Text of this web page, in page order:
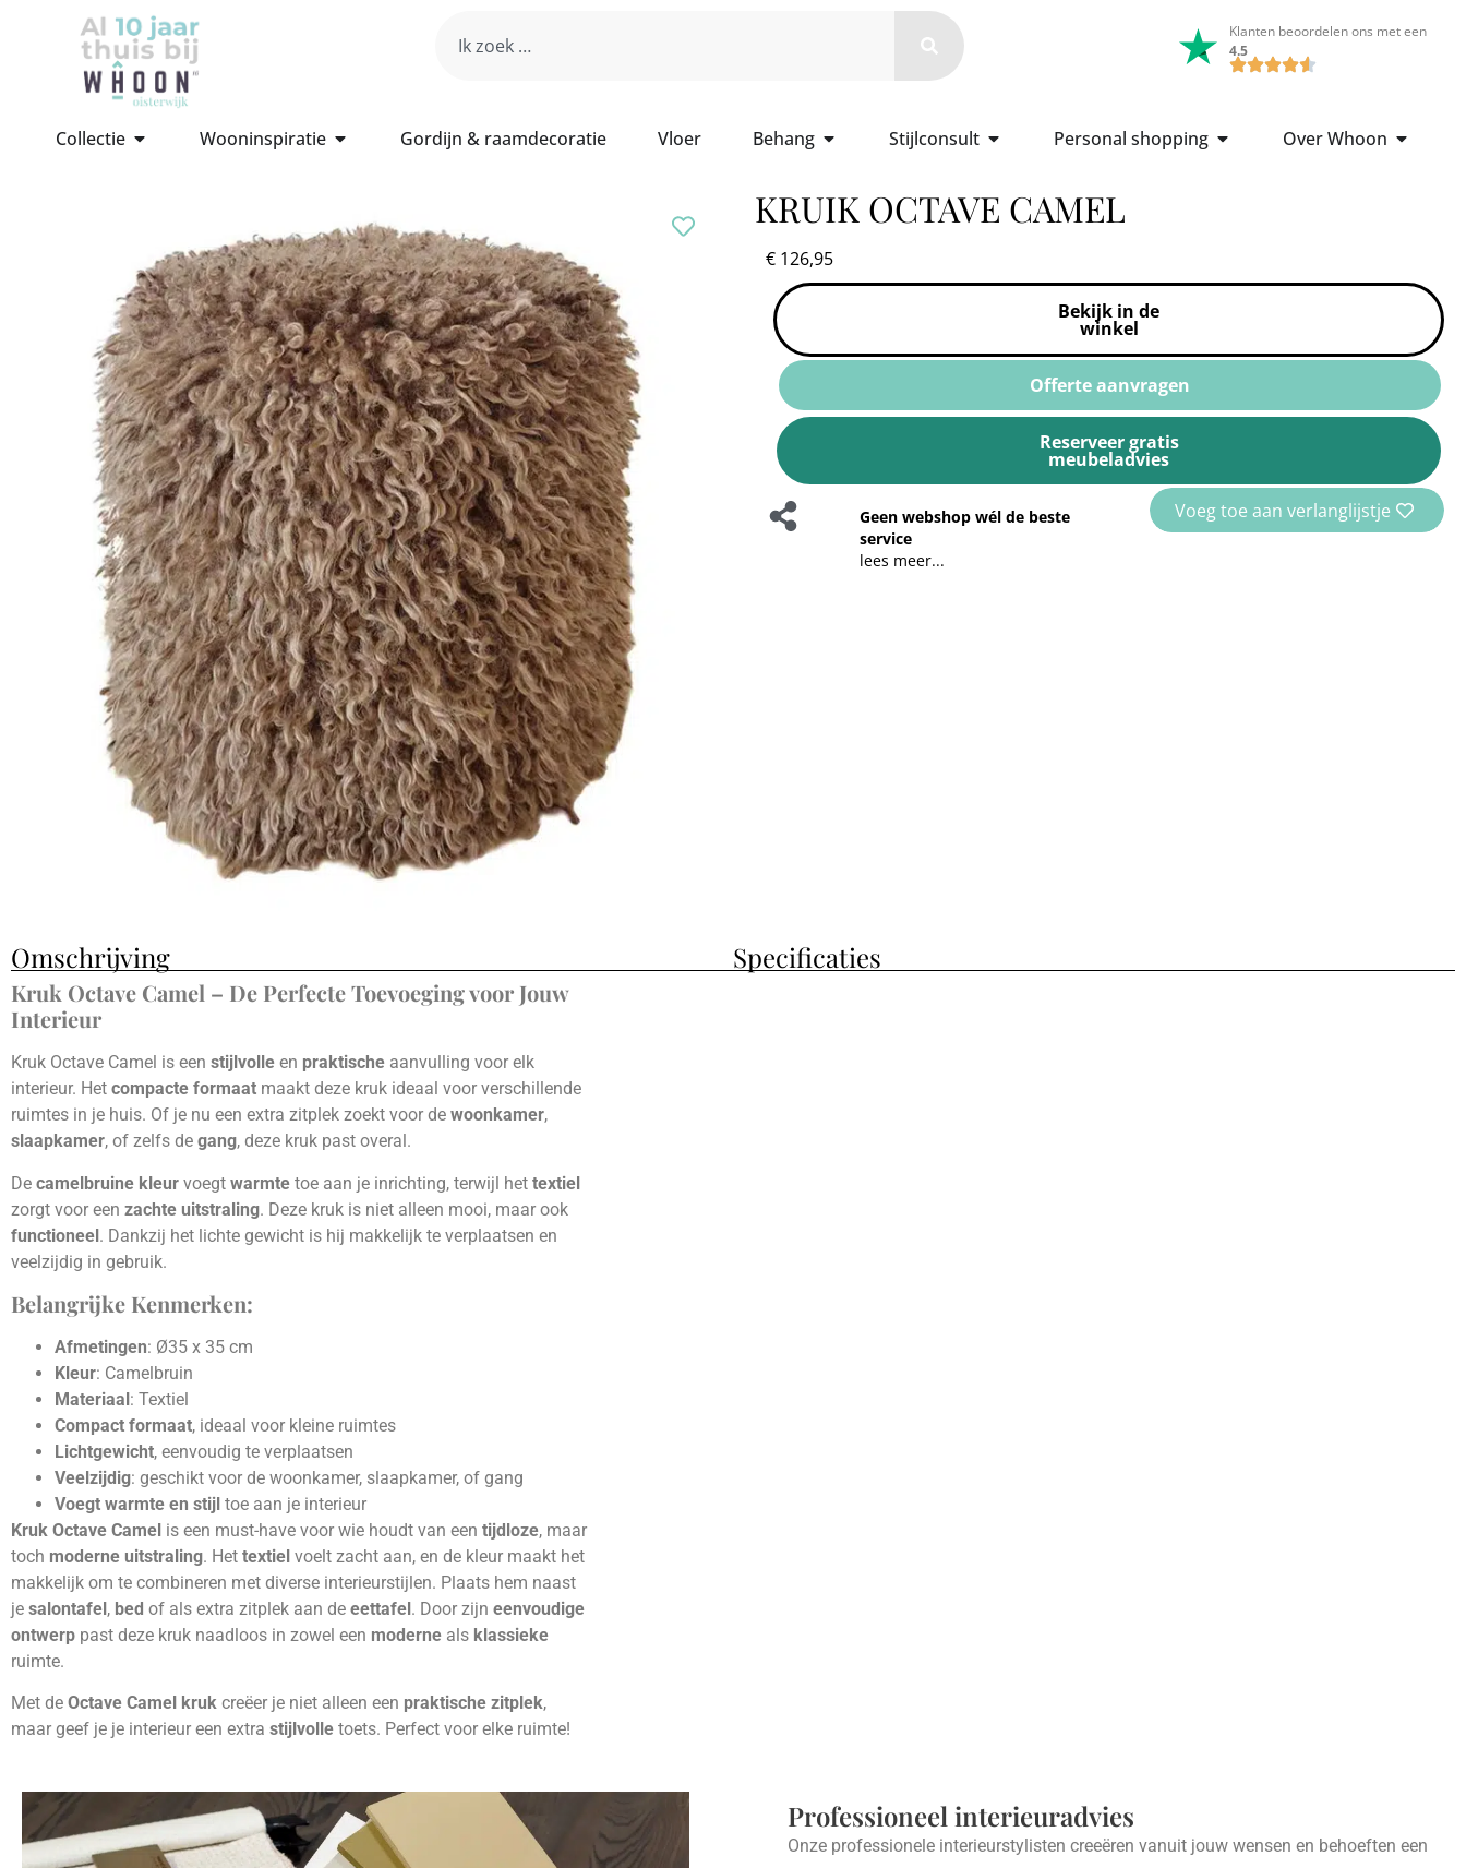
Klanten beoordelen ons met een
4.5
Collectie Wooninspiratie Gordijn & raamdecoratie Vloer Behang Stijlconsult Personal shopping Over Whoon
KRUIK OCTAVE CAMEL
€ 126,95
Bekijk in de
winkel
Offerte aanvragen
Reserveer gratis
meubeladvies
Geen webshop wél de beste
service
lees meer...
Voeg toe aan verlanglijstje
Omschrijving
Kruk Octave Camel – De Perfecte Toevoeging voor Jouw
Interieur
Kruk Octave Camel is een stijlvolle en praktische aanvulling voor elk
interieur. Het compacte formaat maakt deze kruk ideaal voor verschillende
ruimtes in je huis. Of je nu een extra zitplek zoekt voor de woonkamer,
slaapkamer, of zelfs de gang, deze kruk past overal.
De camelbruine kleur voegt warmte toe aan je inrichting, terwijl het textiel
zorgt voor een zachte uitstraling. Deze kruk is niet alleen mooi, maar ook
functioneel. Dankzij het lichte gewicht is hij makkelijk te verplaatsen en
veelzijdig in gebruik.
Belangrijke Kenmerken:
Afmetingen: Ø35 x 35 cm
Kleur: Camelbruin
Materiaal: Textiel
Compact formaat, ideaal voor kleine ruimtes
Lichtgewicht, eenvoudig te verplaatsen
Veelzijdig: geschikt voor de woonkamer, slaapkamer, of gang
Voegt warmte en stijl toe aan je interieur
Kruk Octave Camel is een must-have voor wie houdt van een tijdloze, maar
toch moderne uitstraling. Het textiel voelt zacht aan, en de kleur maakt het
makkelijk om te combineren met diverse interieurstijlen. Plaats hem naast
je salontafel, bed of als extra zitplek aan de eettafel. Door zijn eenvoudige
ontwerp past deze kruk naadloos in zowel een moderne als klassieke
ruimte.
Met de Octave Camel kruk creëer je niet alleen een praktische zitplek,
maar geef je je interieur een extra stijlvolle toets. Perfect voor elke ruimte!
Specificaties
Professioneel interieuradvies
Onze professionele interieurstylisten creeëren vanuit jouw wensen en behoeften een